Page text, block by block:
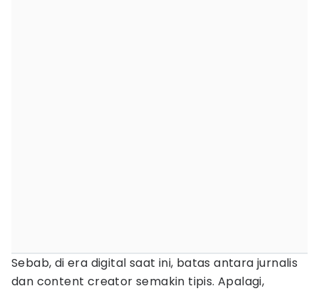
Sebab, di era digital saat ini, batas antara jurnalis
dan content creator semakin tipis. Apalagi,